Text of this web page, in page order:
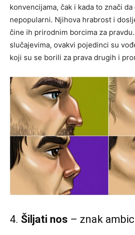
konvencijama, čak i kada to znači
nepopularni. Njihova hrabrost i
čine ih prirodnim borcima za
slučajevima, ovakvi pojedinci su
koji su se borili za prava drugih i
4. Šiljati nos – znak